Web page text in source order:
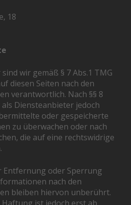
18
wir gemäß § 7 Abs.1 TMG
diesen Seiten nach den
verantwortlich. Nach §§ 8
Diensteanbieter jedoch
oder gespeicherte
zu überwachen oder nach
die auf eine rechtswidrige
Entfernung oder Sperrung
nach den
bleiben hiervon unberührt.